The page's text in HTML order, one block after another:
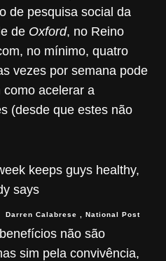
de pesquisa social da
de Oxford, no Reino
no mínimo, quatro
vezes por semana pode
como acelerar a
(desde que estes não
Darren Calabrese , National Post
não são
sim pela convivência,